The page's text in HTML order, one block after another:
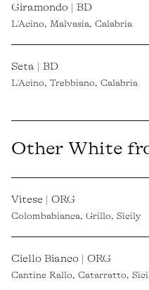
Giramondo | BD
L'Acino, Malvasia, Calabria
Seta | BD
L'Acino, Trebbiano, Calabria
Other White
Vitese | ORG
Colombabianca, Grillo, Sicily
Ciello Bianco | ORG
Cantine Rallo, Catarratto,